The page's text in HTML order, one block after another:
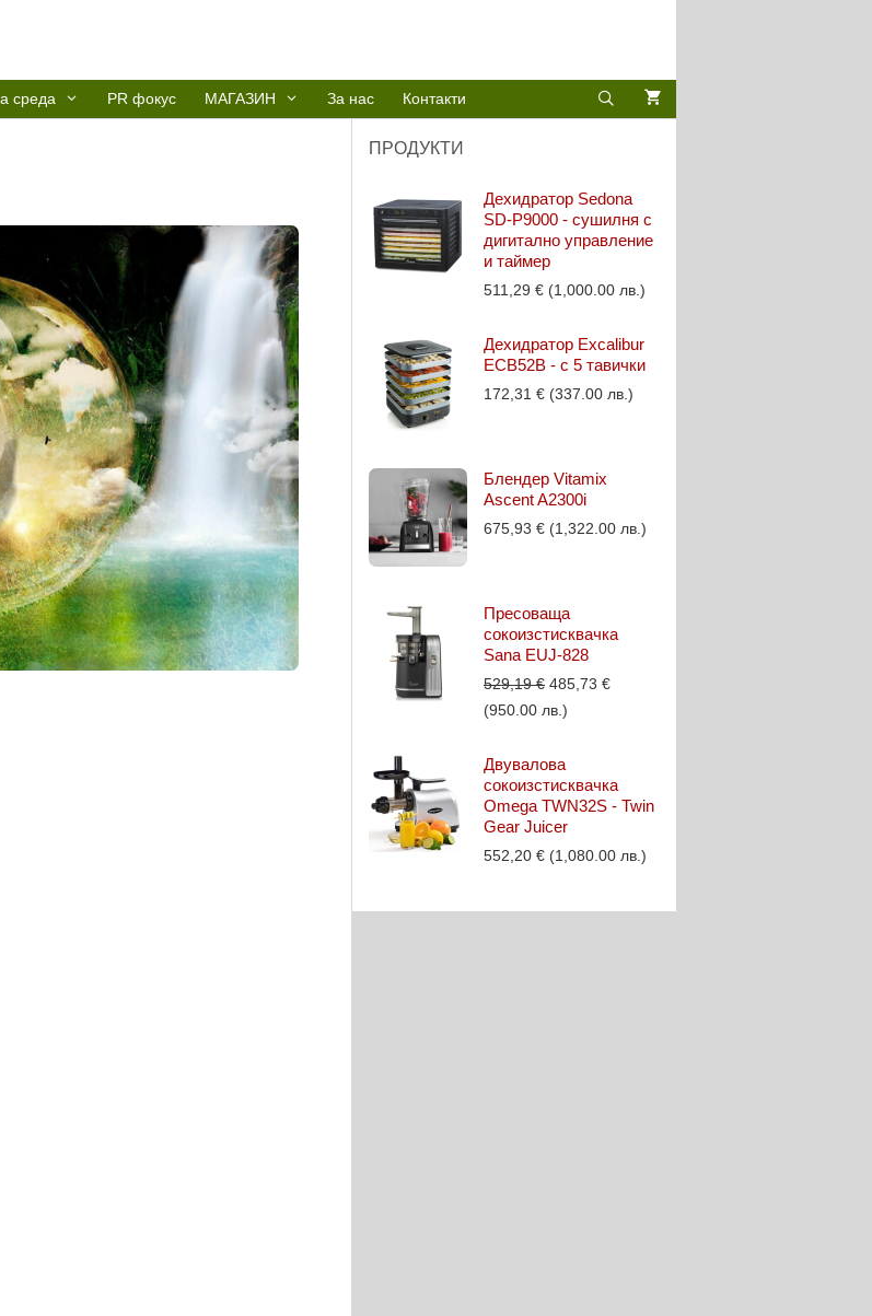
среда PR фокус МАГАЗИН За нас Контакти
ПРОДУКТИ
Дехидратор Sedona
SD-P9000 - сушилня с
дигитално управление
и таймер
511,29 € (1,000.00 лв.)
Дехидратор Excalibur
ECB52B - с 5 тавички
172,31 € (337.00 лв.)
Блендер Vitamix
Ascent A2300i
675,93 € (1,322.00 лв.)
Пресоваща
сокоизстисквачка
Sana EUJ-828
529,19€ Original
price
529,19 €.
485,73 €Текущата
(950.00 лв.)
Двувалова
сокоизстисквачка
Omega TWN32S - Twin
Gear Juicer
552,20 € (1,080.00 лв.)